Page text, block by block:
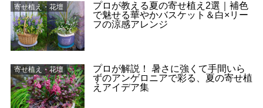
寄せ植え・花壇
プロが教える夏の寄せ植え2選｜補色
で魅せる華やかバスケット＆白×リー
フの涼感アレンジ
寄せ植え・花壇
プロが解説！ 暑さに強くて手間いら
ずのアンゲロニアで彩る、夏の寄せ植
えアイデア集